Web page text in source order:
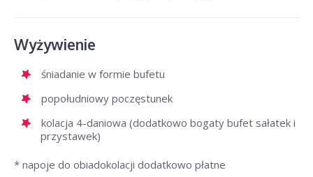
Wyżywienie
śniadanie w formie bufetu
popołudniowy poczęstunek
kolacja 4-daniowa (dodatkowo bogaty bufet sałatek i
przystawek)
* napoje do obiadokolacji dodatkowo płatne